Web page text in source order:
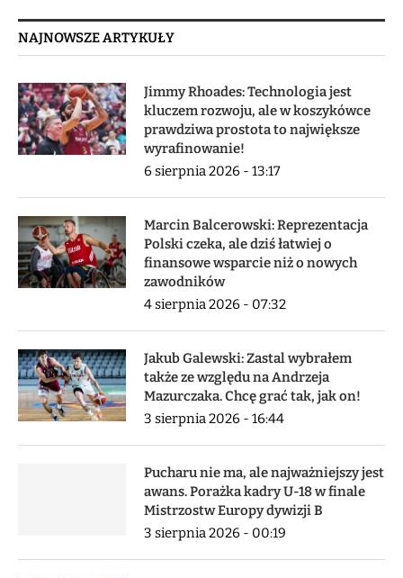
NAJNOWSZE ARTYKUŁY
Jimmy Rhoades: Technologia jest
kluczem rozwoju, ale w koszykówce
prawdziwa prostota to największe
wyrafinowanie!
6 sierpnia 2026 - 13:17
Marcin Balcerowski: Reprezentacja
Polski czeka, ale dziś łatwiej o
finansowe wsparcie niż o nowych
zawodników
4 sierpnia 2026 - 07:32
Jakub Galewski: Zastal wybrałem
także ze względu na Andrzeja
Mazurczaka. Chcę grać tak, jak on!
3 sierpnia 2026 - 16:44
Pucharu nie ma, ale najważniejszy jest
awans. Porażka kadry U-18 w finale
Mistrzostw Europy dywizji B
3 sierpnia 2026 - 00:19